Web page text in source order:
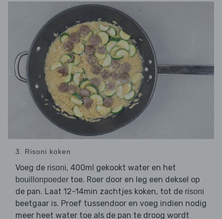
3. Risoni koken
Voeg de risoni, 400ml gekookt water en het
bouillonpoeder toe. Roer door en leg een deksel op
de pan. Laat 12-14min zachtjes koken, tot de risoni
beetgaar is. Proef tussendoor en voeg indien nodig
meer heet water toe als de pan te droog wordt